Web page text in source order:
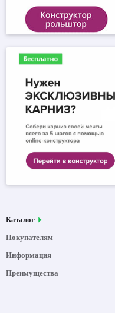
Каталог
Покупателям
Информация
Преимущества